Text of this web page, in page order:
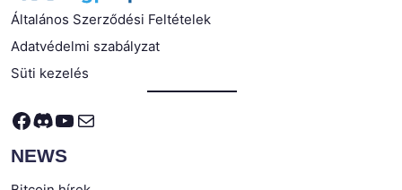
Általános Szerződési Feltételek
Adatvédelmi szabályzat
Süti kezelés
Facebook
Discord
YouTube
Mail
NEWS